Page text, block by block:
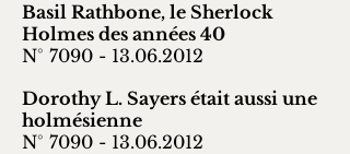
Basil Rathbone, le Sherlock
Holmes des années 40
N° 7090 - 13.06.2012
Dorothy L. Sayers était aussi une
holmésienne
N° 7090 - 13.06.2012